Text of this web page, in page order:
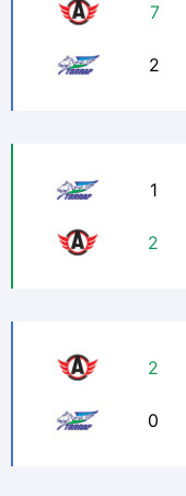
7
2
1
2
2
0